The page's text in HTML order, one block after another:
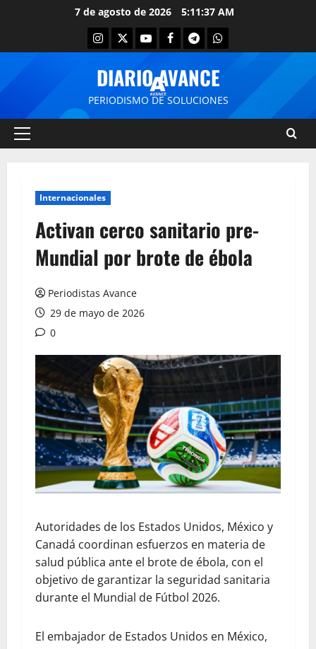
7 de agosto de 2026 5:11:37 AM
DIARIO AVANCE
PERIODISMO DE SOLUCIONES
Internacionales
Activan cerco sanitario pre-
Mundial por brote de ébola
Periodistas Avance
29 de mayo de 2026
0
Autoridades de los Estados Unidos, México y
Canadá coordinan esfuerzos en materia de
salud pública ante el brote de ébola, con el
objetivo de garantizar la seguridad sanitaria
durante el Mundial de Fútbol 2026.
El embajador de Estados Unidos en México,